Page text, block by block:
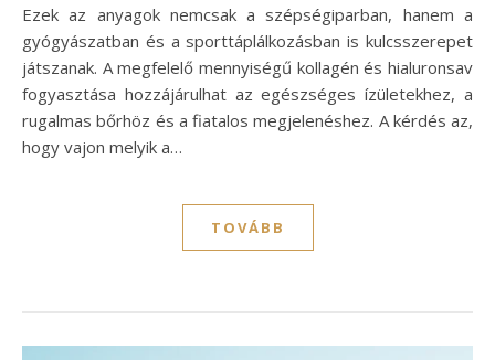
Ezek az anyagok nemcsak a szépségiparban, hanem a
gyógyászatban és a sporttáplálkozásban is kulcsszerepet
játszanak. A megfelelő mennyiségű kollagén és hialuronsav
fogyasztása hozzájárulhat az egészséges ízületekhez, a
rugalmas bőrhöz és a fiatalos megjelenéshez. A kérdés az,
hogy vajon melyik a…
TOVÁBB